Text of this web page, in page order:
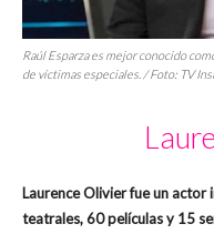
Raúl Esparza es mejor conocido
de víctimas especiales . / Foto: TV
Laurence Olivier fue un
teatrales, 60 películas y 15